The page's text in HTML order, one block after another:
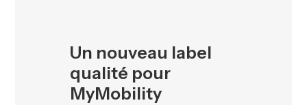
Un nouveau label
qualité pour
MyMobility